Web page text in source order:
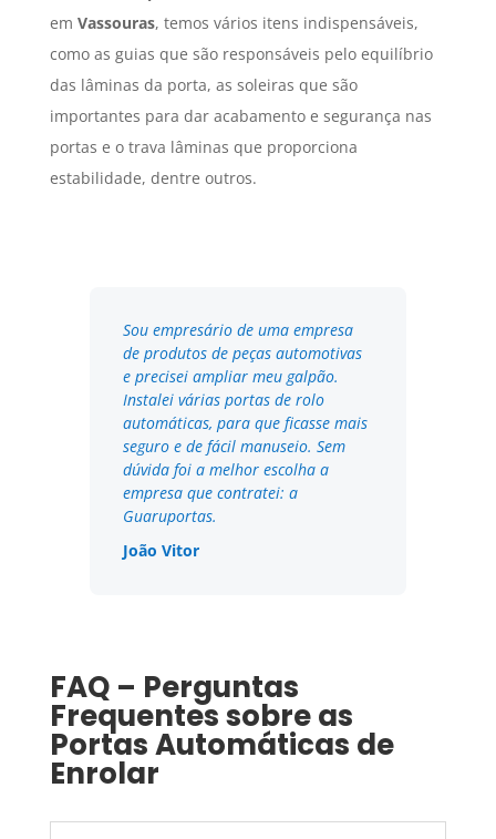
em Vassouras, temos vários itens indispensáveis,
como as guias que são responsáveis pelo equilíbrio
das lâminas da porta, as soleiras que são
importantes para dar acabamento e segurança nas
portas e o trava lâminas que proporciona
estabilidade, dentre outros.
Sou empresário de uma empresa
de produtos de peças automotivas
e precisei ampliar meu galpão.
Instalei várias portas de rolo
automáticas, para que ficasse mais
seguro e de fácil manuseio. Sem
dúvida foi a melhor escolha a
empresa que contratei: a
Guaruportas.
João Vitor
FAQ – Perguntas
Frequentes sobre as
Portas Automáticas de
Enrolar